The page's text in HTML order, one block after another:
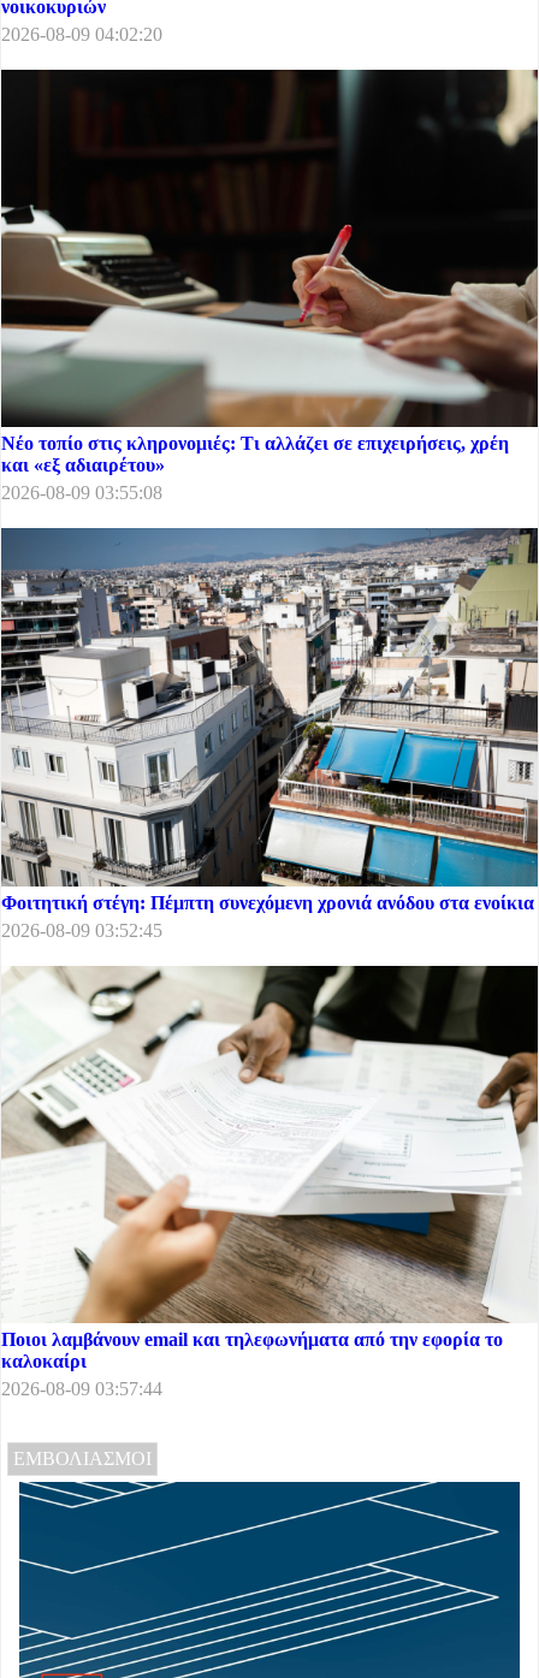
νοικοκυριών
2026-08-09 04:02:20
Νέο τοπίο στις κληρονομιές: Τι αλλάζει σε επιχειρήσεις, χρέη
και «εξ αδιαιρέτου»
2026-08-09 03:55:08
Φοιτητική στέγη: Πέμπτη συνεχόμενη χρονιά ανόδου στα ενοίκια
2026-08-09 03:52:45
Ποιοι λαμβάνουν email και τηλεφωνήματα από την εφορία το
καλοκαίρι
2026-08-09 03:57:44
ΕΜΒΟΛΙΑΣΜΟΙ